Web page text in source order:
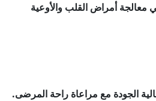
معالجة أمراض القلب والأوعية
الجودة مع مراعاة راحة المرضى.